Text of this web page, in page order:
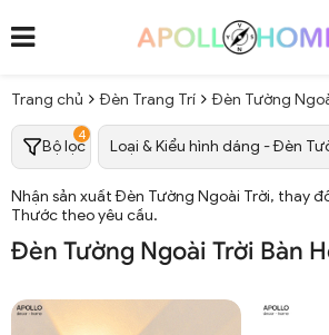
Trang chủ Đèn Trang Trí Đèn Tường
Bộ lọc
4
Loại & Kiểu hình dáng - Đèn
Nhận sản xuất Đèn Tường Ngoài Trời, thay
Thước theo yêu cầu.
Đèn Tường Ngoài Trời Bàn